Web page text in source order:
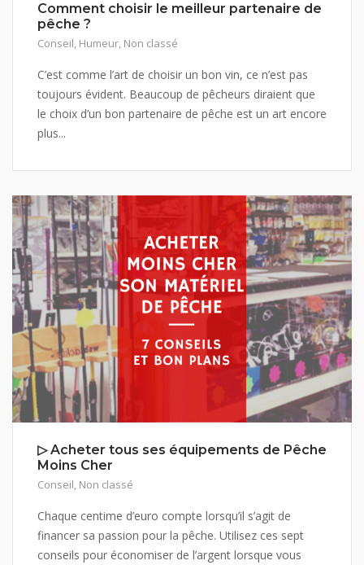
Comment choisir le meilleur partenaire de
pêche ?
Conseil, Humeur, Non classé
C’est comme l’art de choisir un bon vin, ce n’est pas
toujours évident. Beaucoup de pêcheurs diraient que
le choix d’un bon partenaire de pêche est un art encore
plus...
▷ Acheter tous ses équipements de Pêche
Moins Cher
Conseil, Non classé
Chaque centime d’euro compte lorsqu’il s’agit de
financer sa passion pour la pêche. Utilisez ces sept
conseils pour économiser de l’argent lorsque vous